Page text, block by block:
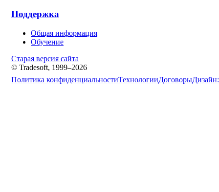
Поддержка
Общая информация
Обучение
Старая версия сайта
© Tradesoft, 1999–2026
Политика конфиденциальностиТехнологииДоговорыДизайн: